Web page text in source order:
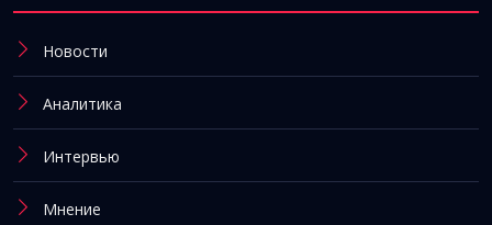
Новости
Аналитика
Интервью
Мнение